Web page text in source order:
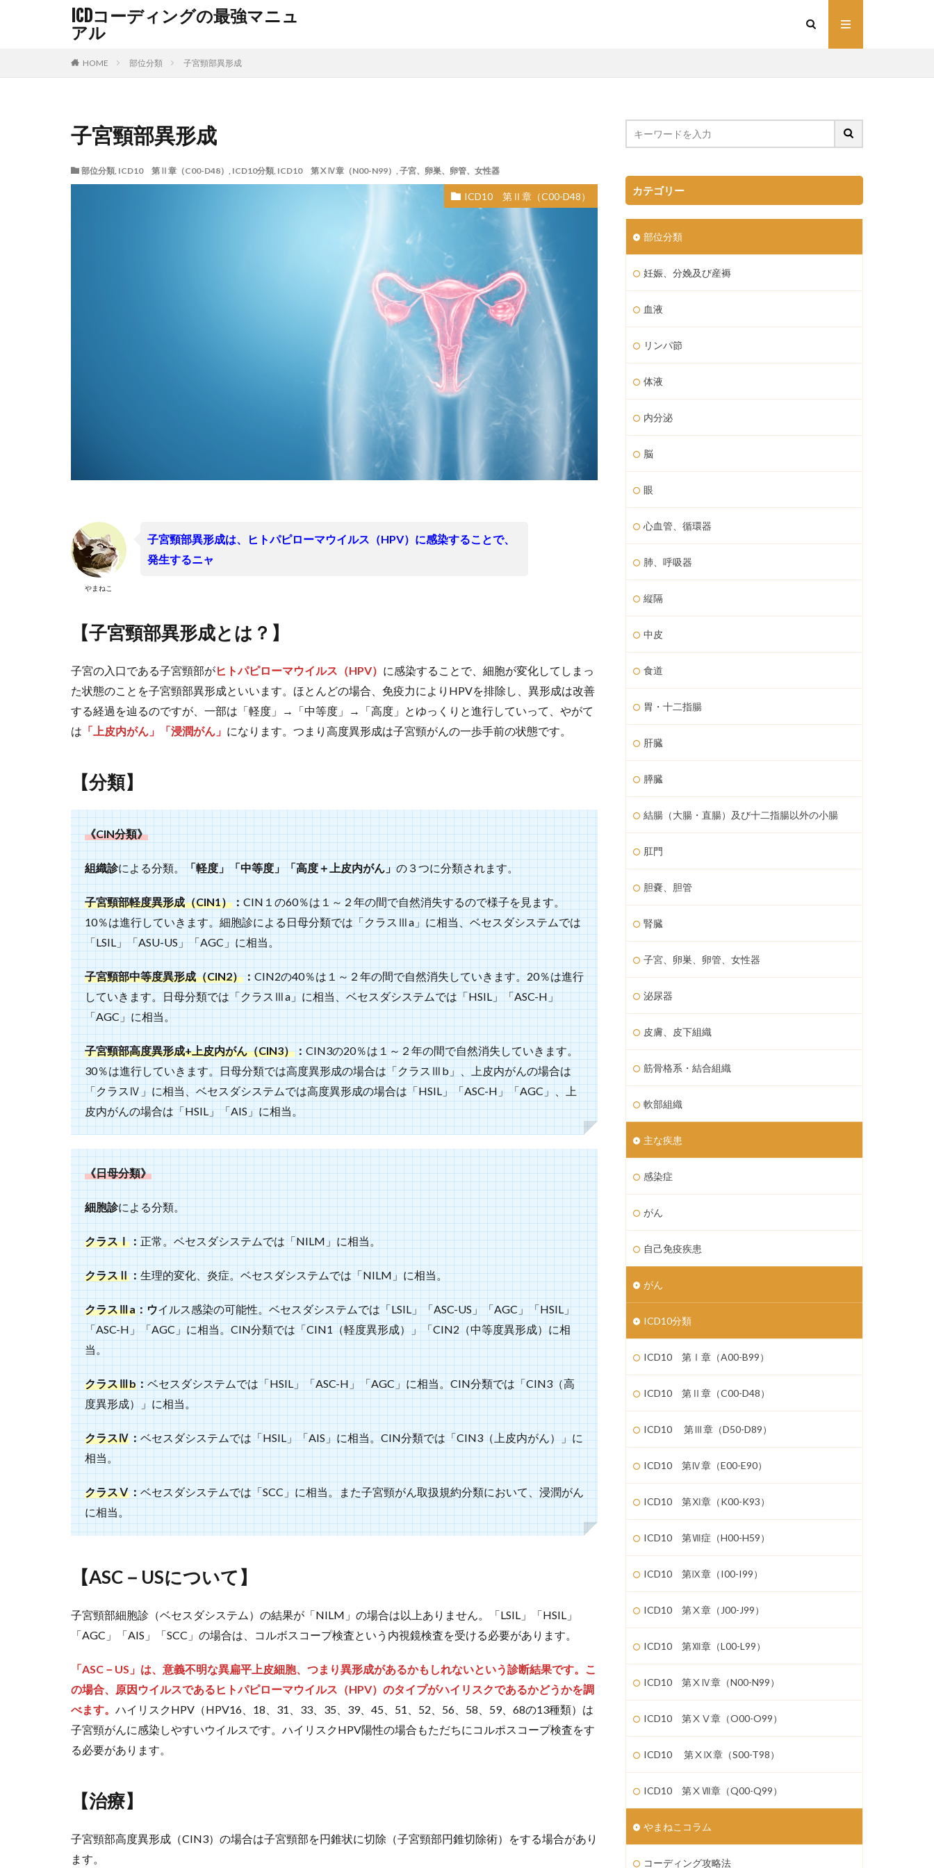
ICDコーディングの最強マニュ
アル
HOME 部位分類 子宮頸部異形成
子宮頸部異形成
部位分類, ICD10 第Ⅱ章（C00-D48） , ICD10分類, ICD10 第ⅩⅣ章（N00-N99） , 子宮、卵巣、卵管、女性器
ICD10 第Ⅱ章（C00-D48）
やまねこ
子宮頸部異形成は、ヒトパピローマウイルス（HPV）に感染することで、
発生するニャ
【子宮頸部異形成とは？】
子宮の入口である子宮頸部がヒトパピローマウイルス（HPV） に感染することで、細胞が変化してしまっ
た状態のことを子宮頸部異形成といいます。ほとんどの場合、免疫力によりHPVを排除し、異形成は改善
する経過を辿るのですが、一部は「軽度」→「中等度」→「高度」とゆっくりと進行していって、やがて
は 「上皮内がん」「浸潤がん」 になります。つまり高度異形成は子宮頸がんの一歩手前の状態です。
【分類】
《CIN分類》
組織診による分類。「軽度」「中等度」「高度＋上皮内がん」の３つに分類されます。
子宮頸部軽度異形成（CIN1）：CIN１の60％は１～２年の間で自然消失するので様子を見ます。
10％は進行していきます。細胞診による日母分類では「クラスⅢa」に相当、ベセスダシステムでは
「LSIL」「ASU-US」「AGC」に相当。
子宮頸部中等度異形成（CIN2）：CIN2の40％は１～２年の間で自然消失していきます。20％は進行
していきます。日母分類では「クラスⅢa」に相当、ベセスダシステムでは「HSIL」「ASC-H」
「AGC」に相当。
子宮頸部高度異形成+上皮内がん（CIN3）：CIN3の20％は１～２年の間で自然消失していきます。
30％は進行していきます。日母分類では高度異形成の場合は「クラスⅢb」、上皮内がんの場合は
「クラスⅣ」に相当、ベセスダシステムでは高度異形成の場合は「HSIL」「ASC-H」「AGC」、上
皮内がんの場合は「HSIL」「AIS」に相当。
《日母分類》
細胞診による分類。
クラスⅠ：正常。ベセスダシステムでは「NILM」に相当。
クラスⅡ：生理的変化、炎症。ベセスダシステムでは「NILM」に相当。
クラスⅢa：ウイルス感染の可能性。ベセスダシステムでは「LSIL」「ASC-US」「AGC」「HSIL」
「ASC-H」「AGC」に相当。CIN分類では「CIN1（軽度異形成）」「CIN2（中等度異形成）に相
当。
クラスⅢb：ベセスダシステムでは「HSIL」「ASC-H」「AGC」に相当。CIN分類では「CIN3（高
度異形成）」に相当。
クラスⅣ：ベセスダシステムでは「HSIL」「AIS」に相当。CIN分類では「CIN3（上皮内がん）」に
相当。
クラスⅤ：ベセスダシステムでは「SCC」に相当。また子宮頸がん取扱規約分類において、浸潤がん
に相当。
【ASC－USについて】
子宮頸部細胞診（ベセスダシステム）の結果が「NILM」の場合は以上ありません。「LSIL」「HSIL」
「AGC」「AIS」「SCC」の場合は、コルボスコープ検査という内視鏡検査を受ける必要があります。
「ASC－US」は、意義不明な異扁平上皮細胞、つまり異形成があるかもしれないという診断結果です。こ
の場合、原因ウイルスであるヒトパピローマウイルス（HPV）のタイプがハイリスクであるかどうかを調
べます。 ハイリスクHPV（HPV16、18、31、33、35、39、45、51、52、56、58、59、68の13種類）は
子宮頸がんに感染しやすいウイルスです。ハイリスクHPV陽性の場合もただちにコルポスコープ検査をす
る必要があります。
【治療】
子宮頸部高度異形成（CIN3）の場合は子宮頸部を円錐状に切除（子宮頸部円錐切除術）をする場合があり
ます。
カテゴリー
部位分類
妊娠、分娩及び産褥
血液
リンパ節
体液
内分泌
脳
眼
心血管、循環器
肺、呼吸器
縦隔
中皮
食道
胃・十二指腸
肝臓
膵臓
結腸（大腸・直腸）及び十二指腸以外の小腸
肛門
胆嚢、胆管
腎臓
子宮、卵巣、卵管、女性器
泌尿器
皮膚、皮下組織
筋骨格系・結合組織
軟部組織
主な疾患
感染症
がん
自己免疫疾患
がん
ICD10分類
ICD10 第Ⅰ章（A00-B99）
ICD10 第Ⅱ章（C00-D48）
ICD10 第Ⅲ章（D50-D89）
ICD10 第Ⅳ章（E00-E90）
ICD10 第Ⅺ章（K00-K93）
ICD10 第Ⅶ症（H00-H59）
ICD10 第Ⅸ章（I00-I99）
ICD10 第Ⅹ章（J00-J99）
ICD10 第Ⅻ章（L00-L99）
ICD10 第ⅩⅣ章（N00-N99）
ICD10 第ⅩⅤ章（O00-O99）
ICD10 第ⅩⅨ章（S00-T98）
ICD10 第ⅩⅦ章（Q00-Q99）
やまねこコラム
コーディング攻略法